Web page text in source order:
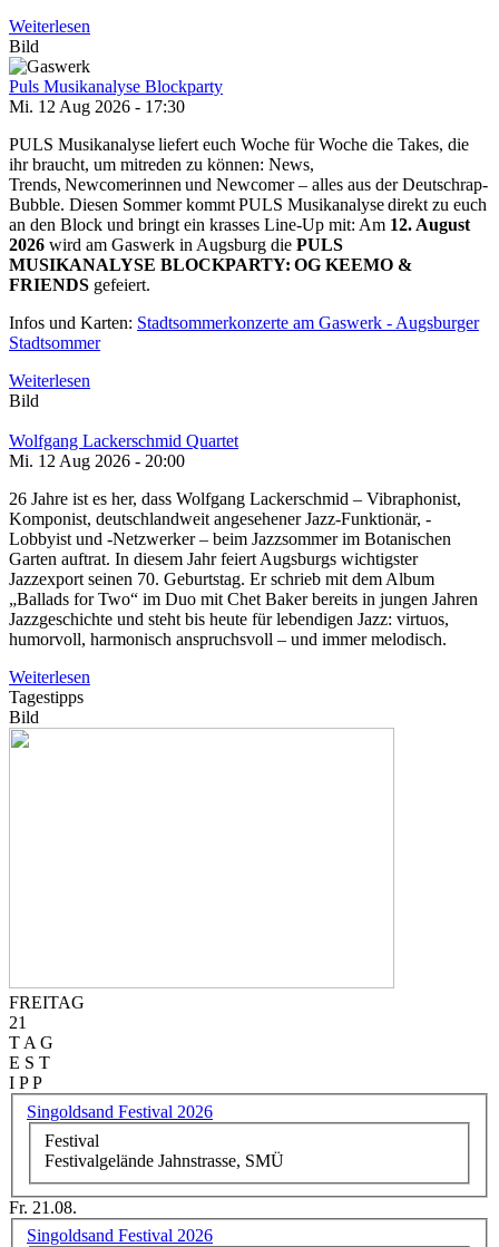
Weiterlesen
Bild
Puls Musikanalyse Blockparty
Mi. 12 Aug 2026 - 17:30
PULS Musikanalyse liefert euch Woche für Woche die Takes, die
ihr braucht, um mitreden zu können: News,
Trends, Newcomerinnen und Newcomer – alles aus der Deutschrap-
Bubble. Diesen Sommer kommt PULS Musikanalyse direkt zu euch
an den Block und bringt ein krasses Line-Up mit: Am 12. August
2026 wird am Gaswerk in Augsburg die PULS
MUSIKANALYSE BLOCKPARTY: OG KEEMO &
FRIENDS gefeiert.
Infos und Karten: Stadtsommerkonzerte am Gaswerk - Augsburger
Stadtsommer
Weiterlesen
Bild
Wolfgang Lackerschmid Quartet
Mi. 12 Aug 2026 - 20:00
26 Jahre ist es her, dass Wolfgang Lackerschmid – Vibraphonist,
Komponist, deutschlandweit angesehener Jazz-Funktionär, -
Lobbyist und -Netzwerker – beim Jazzsommer im Botanischen
Garten auftrat. In diesem Jahr feiert Augsburgs wichtigster
Jazzexport seinen 70. Geburtstag. Er schrieb mit dem Album
„Ballads for Two“ im Duo mit Chet Baker bereits in jungen Jahren
Jazzgeschichte und steht bis heute für lebendigen Jazz: virtuos,
humorvoll, harmonisch anspruchsvoll – und immer melodisch.
Weiterlesen
Tagestipps
Bild
FREITAG
21
T A G
E S T
I P P
Singoldsand Festival 2026
Festival
Festivalgelände Jahnstrasse, SMÜ
Fr. 21.08.
Singoldsand Festival 2026